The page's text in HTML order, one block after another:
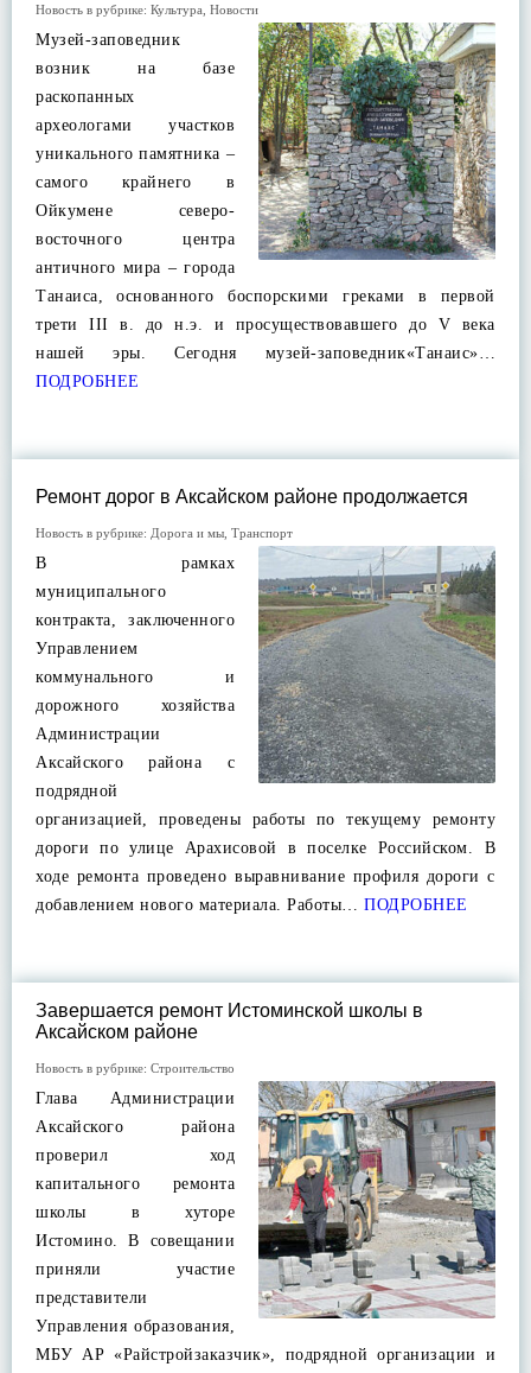
Новость в рубрике: Культура Новости
Музей-заповедник
возник на базе
раскопанных
археологами участков
уникального памятника –
самого крайнего в
Ойкумене северо-
восточного центра
античного мира – города
Танаиса, основанного боспорскими греками в первой
трети III в. до н.э. и просуществовавшего до V века
нашей эры. Сегодня музей-заповедник«Танаис»…
ПОДРОБНЕЕ
Ремонт дорог в Аксайском районе продолжается
Новость в рубрике: Дорога и мы Транспорт
В рамках
муниципального
контракта, заключенного
Управлением
коммунального и
дорожного хозяйства
Администрации
Аксайского района с
подрядной
организацией, проведены работы по текущему ремонту
дороги по улице Арахисовой в поселке Российском. В
ходе ремонта проведено выравнивание профиля дороги с
добавлением нового материала. Работы… ПОДРОБНЕЕ
Завершается ремонт Истоминской школы в
Аксайском районе
Новость в рубрике: Строительство
Глава Администрации
Аксайского района
проверил ход
капитального ремонта
школы в хуторе
Истомино. В совещании
приняли участие
представители
Управления образования,
МБУ АР «Райстройзаказчик», подрядной организации и